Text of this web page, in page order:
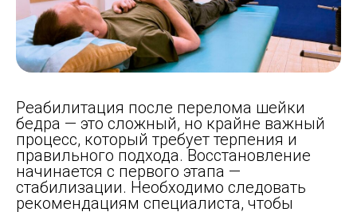
Реабилитация после перелома шейки
бедра — это сложный, но крайне важный
процесс, который требует терпения и
правильного подхода. Восстановление
начинается с первого этапа —
стабилизации. Необходимо следовать
рекомендациям специалиста, чтобы